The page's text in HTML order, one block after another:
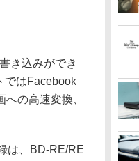
き込みができ
ではFacebook
の高速変換、
は、BD-RE/RE